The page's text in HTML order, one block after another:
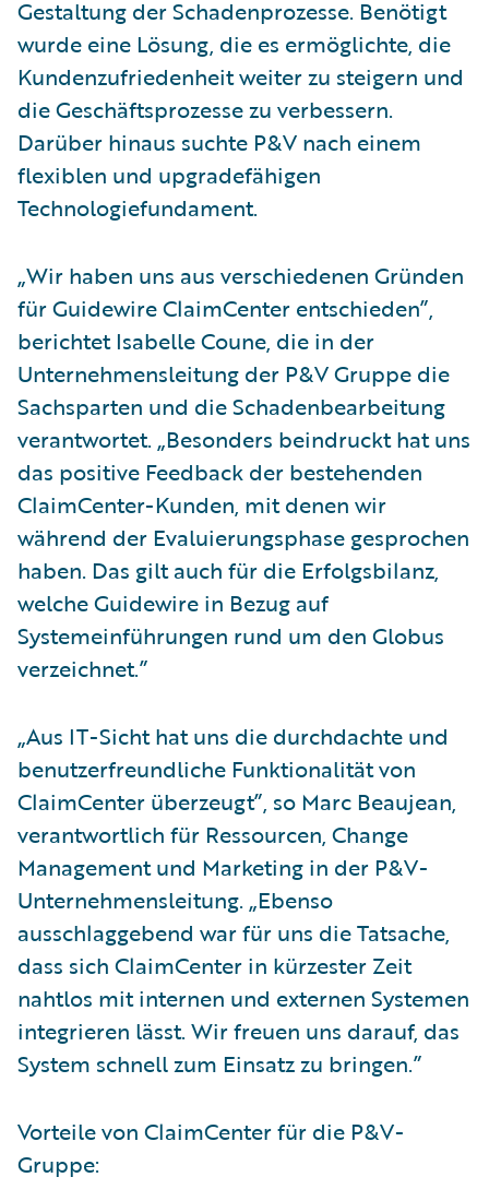
Gestaltung der Schadenprozesse. Benötigt
wurde eine Lösung, die es ermöglichte, die
Kundenzufriedenheit weiter zu steigern und
die Geschäftsprozesse zu verbessern.
Darüber hinaus suchte P&V nach einem
flexiblen und upgradefähigen
Technologiefundament.
„Wir haben uns aus verschiedenen Gründen
für Guidewire ClaimCenter entschieden”,
berichtet Isabelle Coune, die in der
Unternehmensleitung der P&V Gruppe die
Sachsparten und die Schadenbearbeitung
verantwortet. „Besonders beindruckt hat uns
das positive Feedback der bestehenden
ClaimCenter-Kunden, mit denen wir
während der Evaluierungsphase gesprochen
haben. Das gilt auch für die Erfolgsbilanz,
welche Guidewire in Bezug auf
Systemeinführungen rund um den Globus
verzeichnet.”
„Aus IT-Sicht hat uns die durchdachte und
benutzerfreundliche Funktionalität von
ClaimCenter überzeugt”, so Marc Beaujean,
verantwortlich für Ressourcen, Change
Management und Marketing in der P&V-
Unternehmensleitung. „Ebenso
ausschlaggebend war für uns die Tatsache,
dass sich ClaimCenter in kürzester Zeit
nahtlos mit internen und externen Systemen
integrieren lässt. Wir freuen uns darauf, das
System schnell zum Einsatz zu bringen.”
Vorteile von ClaimCenter für die P&V-
Gruppe: